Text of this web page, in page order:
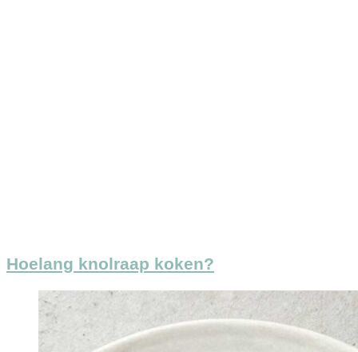
Hoelang knolraap koken?